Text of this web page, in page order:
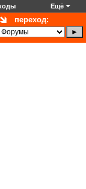
Ещё
переход: